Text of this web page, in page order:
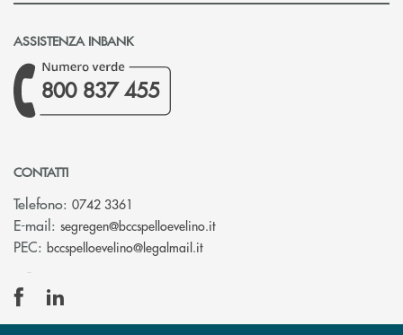
ASSISTENZA INBANK
800 837 455
CONTATTI
Telefono: 0742 3361
E-mail: segregen@bccspelloevelino.it(si apre l’app di posta
PEC: bccspelloevelino@legalmail.it(si apre l’app di posta